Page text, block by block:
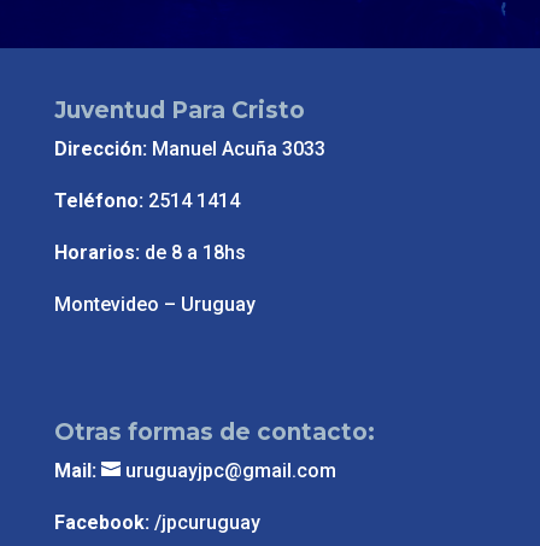
Juventud Para Cristo
Dirección: Manuel Acuña 3033
Teléfono:2514 1414
Horarios:de 8 a 18hs
Montevideo – Uruguay
Otras formas de contacto:
Mail: uruguayjpc@gmail.com
Facebook: /jpcuruguay